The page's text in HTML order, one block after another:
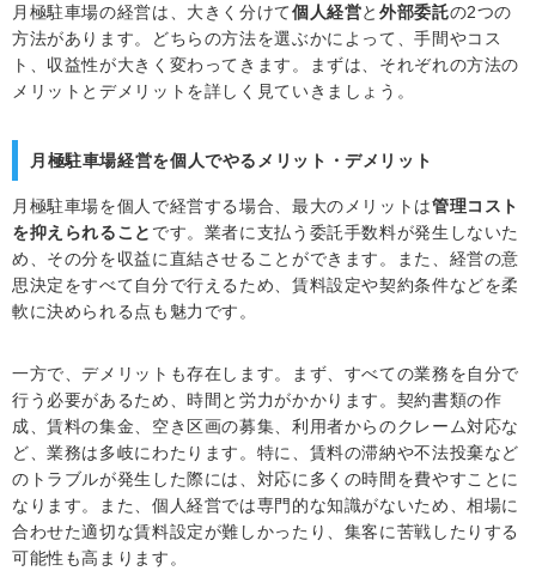
月極駐車場の経営は、大きく分けて個人経営と外部委託の2つの
方法があります。どちらの方法を選ぶかによって、手間やコス
ト、収益性が大きく変わってきます。まずは、それぞれの方法の
メリットとデメリットを詳しく見ていきましょう。
月極駐車場経営を個人でやるメリット・デメリット
月極駐車場を個人で経営する場合、最大のメリットは管理コスト
を抑えられること です。業者に支払う委託手数料が発生しないた
め、その分を収益に直結させることができます。また、経営の意
思決定をすべて自分で行えるため、賃料設定や契約条件などを柔
軟に決められる点も魅力です。
一方で、デメリットも存在します。まず、すべての業務を自分で
行う必要があるため、時間と労力がかかります。契約書類の作
成、賃料の集金、空き区画の募集、利用者からのクレーム対応な
ど、業務は多岐にわたります。特に、賃料の滞納や不法投棄など
のトラブルが発生した際には、対応に多くの時間を費やすことに
なります。また、個人経営では専門的な知識がないため、相場に
合わせた適切な賃料設定が難しかったり、集客に苦戦したりする
可能性も高まります。